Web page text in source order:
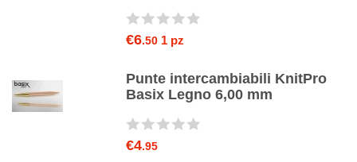
€6.50 1 pz
Punte intercambiabili KnitPro
Basix Legno 6,00 mm
€4.95